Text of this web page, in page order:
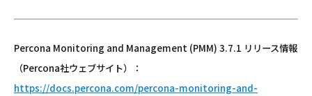
Percona Monitoring and Management (PMM) 3.7.1 リリース情報
（Percona社ウェブサイト）：
https://docs.percona.com/percona-monitoring-and-